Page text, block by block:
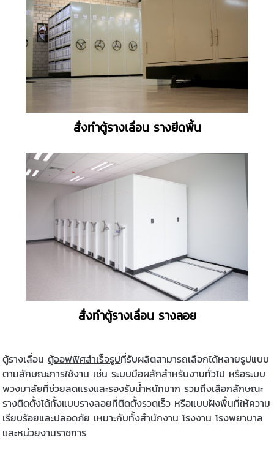
สั่งทำตู้รางเลื่อน รางยึดพื้น
สั่งทำตู้รางเลื่อน รางลอย
ตู้รางเลื่อนตู้ออฟฟิศสําเร็จรูปที่รับผลิตสามารถเลือกได้หลายรูปแบบ
ตามลักษณะการใช้งาน เช่น ระบบมือผลักสำหรับงานทั่วไป หรือระบบ
พวงมาลัยที่ช่วยลดแรงและรองรับน้ำหนักมาก รวมถึงเลือกลักษณะ
รางติดตั้งได้ทั้งแบบรางลอยที่ติดตั้งรวดเร็ว หรือแบบฝังพื้นที่ให้ความ
เรียบร้อยและปลอดภัย เหมาะกับทั้งสำนักงาน โรงงาน โรงพยาบาล
และหน่วยงานราชการ